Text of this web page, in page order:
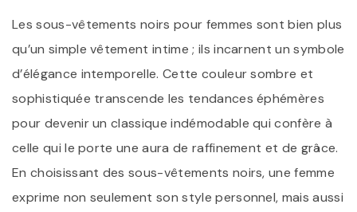
Les sous-vêtements noirs pour femmes sont bien plus
qu’un simple vêtement intime ; ils incarnent un symbole
d’élégance intemporelle. Cette couleur sombre et
sophistiquée transcende les tendances éphémères
pour devenir un classique indémodable qui confère à
celle qui le porte une aura de raffinement et de grâce.
En choisissant des sous-vêtements noirs, une femme
exprime non seulement son style personnel, mais aussi